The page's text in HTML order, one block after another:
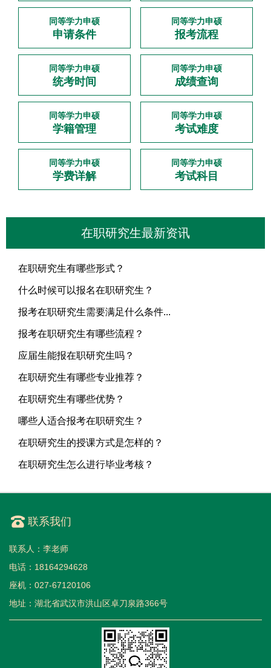
同等学力申硕
申请条件
同等学力申硕
报考流程
同等学力申硕
统考时间
同等学力申硕
成绩查询
同等学力申硕
学籍管理
同等学力申硕
考试难度
同等学力申硕
学费详解
同等学力申硕
考试科目
在职研究生最新资讯
在职研究生有哪些形式？
什么时候可以报名在职研究生？
报考在职研究生需要满足什么条件...
报考在职研究生有哪些流程？
应届生能报在职研究生吗？
在职研究生有哪些专业推荐？
在职研究生有哪些优势？
哪些人适合报考在职研究生？
在职研究生的授课方式是怎样的？
在职研究生怎么进行毕业考核？
联系我们
联系人：李老师
电话：18164294628
座机：027-67120106
地址：湖北省武汉市洪山区卓刀泉路366号